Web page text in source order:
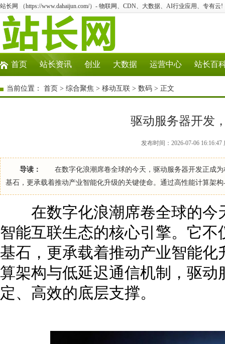
站长网 （https://www.dahaijun.com/）- 物联网、CDN、大数据、AI行业应用、专有云!
首页 站长资讯 创业 大数据 运营中心 站长百
当前位置： 首页 > 综合聚焦 > 移动互联 > 数码 > 正文
驱动服务器开发
发布时间：2026-07-06
导读：
在数字化浪潮席卷全球的今天，驱动服务器开发正成为
基石，更承载着推动产业智能化升级的关键使命。通过高性能计算架
在数字化浪潮席卷全球的今
智能互联生态的核心引擎。它
基石，更承载着推动产业智能
算架构与低延迟通信机制，驱
定、高效的底层支撑。